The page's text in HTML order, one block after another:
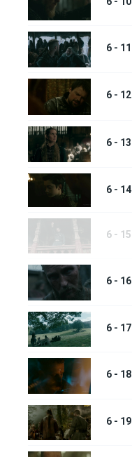
6 - 11
6 - 12
6 - 13
6 - 14
6 - 15
6 - 16
6 - 17
6 - 18
6 - 19